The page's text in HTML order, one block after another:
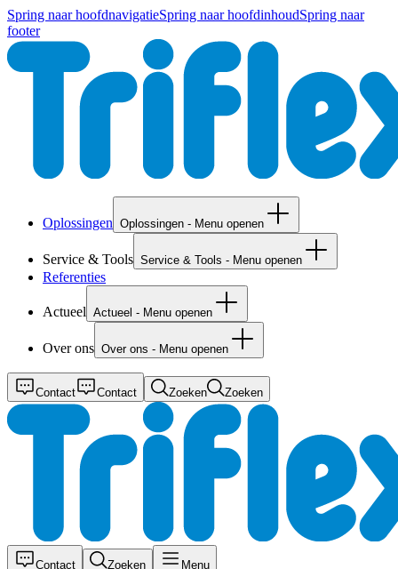
Spring naar hoofdnavigatieSpring naar hoofdinhoudSpring naar
footer
Oplossingen Oplossingen - Menu openen
Service & Tools Service & Tools - Menu openen
Referenties
Actueel Actueel - Menu openen
Over ons Over ons - Menu openen
Contact Contact Zoeken Zoeken
Contact Zoeken Menu